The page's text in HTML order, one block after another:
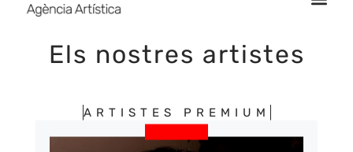
Els nostres artistes
ARTISTES PREMIUM